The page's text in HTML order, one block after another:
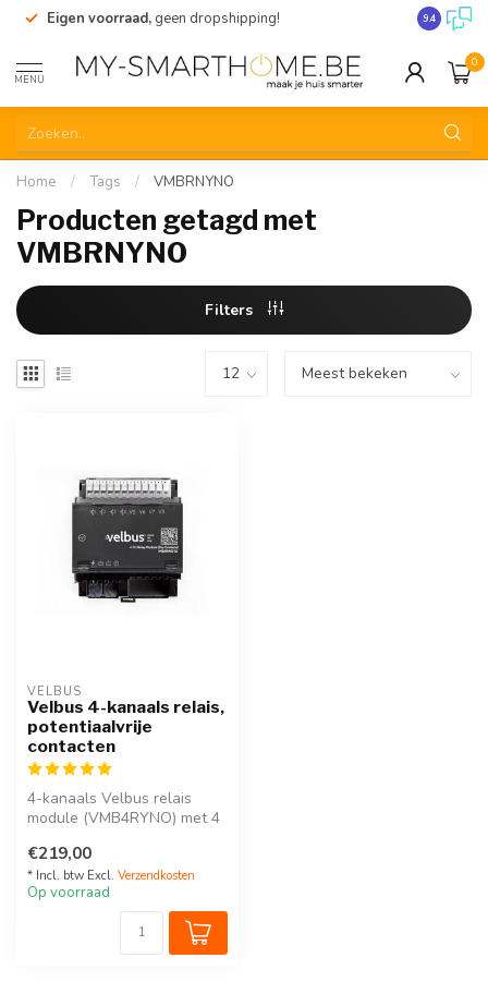
Eigen voorraad, geen dropshipping! 9.4
MENU
0
Home / Tags / VMBRNYNO
Producten getagd met
VMBRNYNO
Filters
VELBUS
Velbus 4-kanaals relais,
potentiaalvrije
contacten
4-kanaals Velbus relais
module (VMB4RYNO) met 4
funct...
€219,00
* Incl. btw Excl. Verzendkosten
Op voorraad